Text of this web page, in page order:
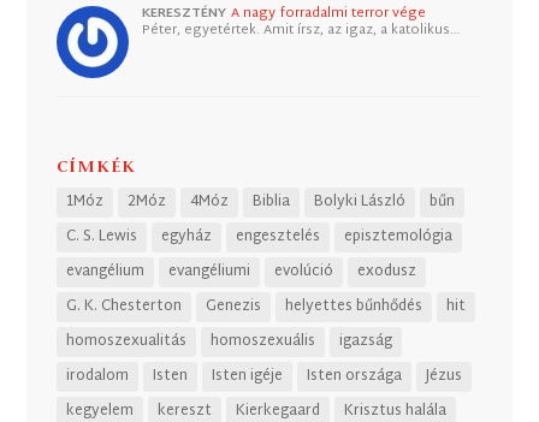
KERESZTÉNY A nagy forradalmi terror vége
Péter, egyetértek. Amit írsz, az igaz, a katolikus…
CÍMKÉK
1Móz 2Móz 4Móz Biblia Bolyki László
bűn
C. S. Lewis
egyház engesztelés
episztemológia
evangélium
evangéliumi evolúció
exodusz
G. K. Chesterton
Genezis helyettes bűnhődés
hit
homoszexualitás
homoszexuális
igazság
irodalom
Isten Isten igéje Isten országa
Jézus
kegyelem
kereszt Kierkegaard Krisztus halála